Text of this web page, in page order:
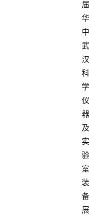
届
华
中
武
汉
科
学
仪
器
及
实
验
室
装
备
展